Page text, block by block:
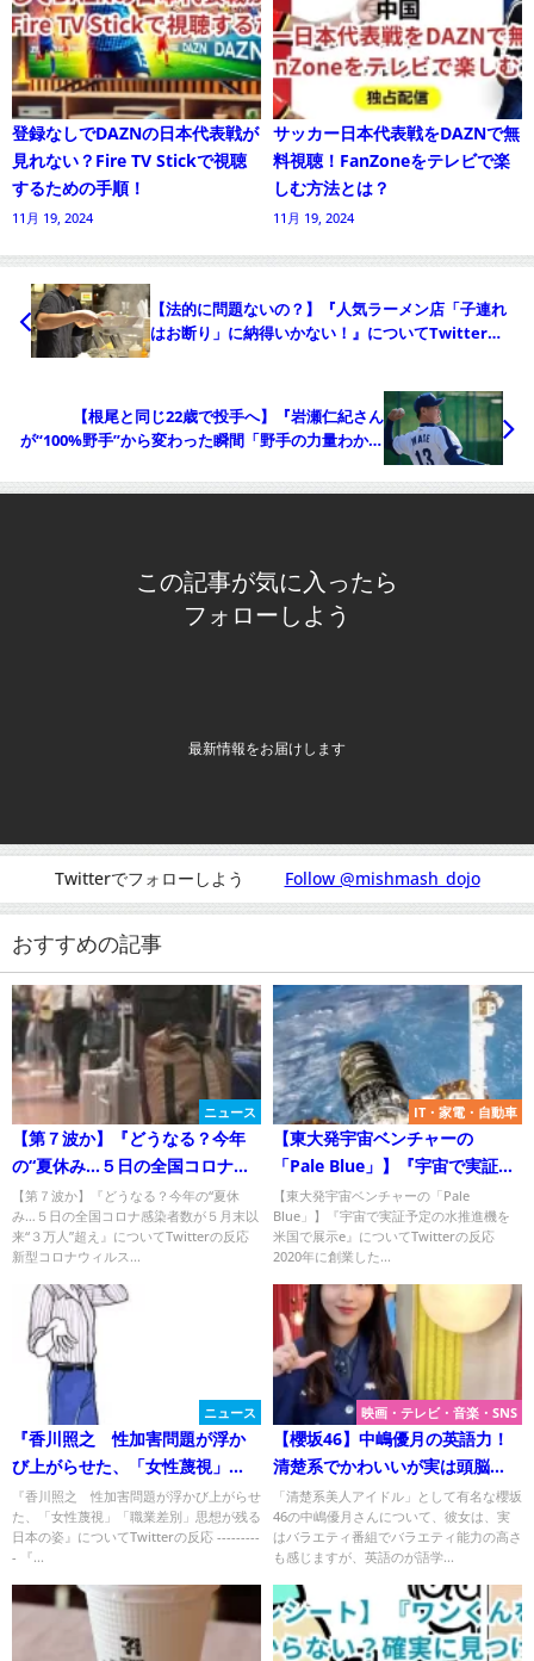
登録なしでDAZNの日本代表戦が
見れない？Fire TV Stickで視聴
するための手順！
11月 19, 2024
サッカー日本代表戦をDAZNで無
料視聴！FanZoneをテレビで楽
しむ方法とは？
11月 19, 2024
【法的に問題ないの？】『人気ラーメン店「子連れ
はお断り」に納得いかない！』についてTwitterの
【根尾と同じ22歳で投手へ】『岩瀬仁紀さん
が“100%野手”から変わった瞬間「野手の力量わかっ
この記事が気に入ったら
フォローしよう
最新情報をお届けします
Twitterでフォローしよう Follow @mishmash_dojo
おすすめの記事
ニュース
【第７波か】『どうなる？今年
の“夏休み…５日の全国コロナ感
染者数が５月末以来“３万人”超
え』について
【第７波か】『どうなる？今年の“夏休
み…５日の全国コロナ感染者数が５月末以
来“３万人”超え』についてTwitterの反応
新型コロナウィルス...
IT・家電・自動車
【東大発宇宙ベンチャーの
「Pale Blue」】『宇宙で実証予
定の水推進機を米国で展示e』に
ついてTwitterの反応
【東大発宇宙ベンチャーの「Pale
Blue」】『宇宙で実証予定の水推進機を
米国で展示e』についてTwitterの反応
2020年に創業した...
ニュース
『香川照之 性加害問題が浮か
び上がらせた、「女性蔑視」
「職業差別」思想が残る日本の
姿』についてTwitterの反応
『香川照之 性加害問題が浮かび上がらせ
た、「女性蔑視」「職業差別」思想が残る
日本の姿』についてTwitterの反応 ---------
- 『...
映画・テレビ・音楽・SNS
【櫻坂46】中嶋優月の英語力！
清楚系でかわいいが実は頭脳
派？
「清楚系美人アイドル」として有名な櫻坂
46の中嶋優月さんについて、彼女は、実
はバラエティ番組でバラエティ能力の高さ
も感じますが、英語のが語学...